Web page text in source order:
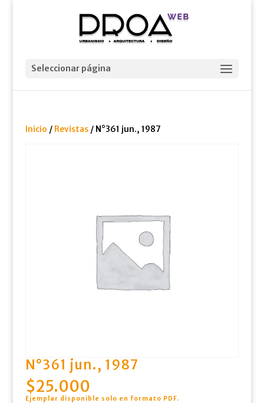
Seleccionar página
Inicio / Revistas/ N°361 jun., 1987
N°361 jun., 1987
$25.000
Ejemplar disponible solo en formato PDF.